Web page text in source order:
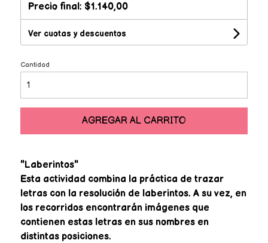
Precio final: $1.140,00
Ver cuotas y descuentos
Cantidad
AGREGAR AL CARRITO
"Laberintos"
Esta actividad combina la práctica de trazar
letras con la resolución de laberintos. A su vez, en
los recorridos encontrarán imágenes que
contienen estas letras en sus nombres en
distintas posiciones.